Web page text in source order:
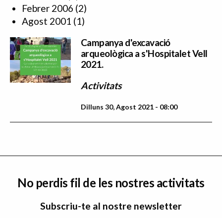
Febrer 2006 (2)
Agost 2001 (1)
Campanya d'excavació
arqueològica a s'Hospitalet Vell
2021.
Activitats
Dilluns 30, Agost 2021 - 08:00
No perdis fil de les nostres activitats
Subscriu-te al nostre newsletter